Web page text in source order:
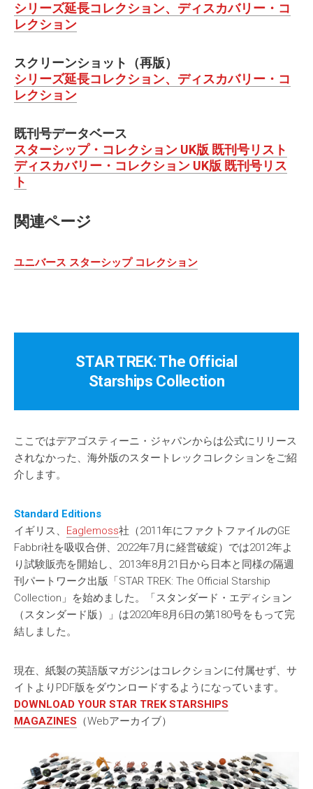
シリーズ延長コレクション、ディスカバリー・コ
レクション
スクリーンショット（再版）
シリーズ延長コレクション、ディスカバリー・コ
レクション
既刊号データベース
スターシップ・コレクション UK版 既刊号リスト
ディスカバリー・コレクション UK版 既刊号リス
ト
関連ページ
ユニバース スターシップ コレクション
STAR TREK: The Official
Starships Collection
ここではデアゴスティーニ・ジャパンからは公式にリリース
されなかった、海外版のスタートレックコレクションをご紹
介します。
Standard Editions
イギリス、 Eaglemoss社（2011年にファクトファイルのGE
Fabbri社を吸収合併、2022年7月に経営破綻）では2012年よ
り試験販売を開始し、2013年8月21日から日本と同様の隔週
刊パートワーク出版「STAR TREK: The Official Starship
Collection」を始めました。「スタンダード・エディション
（スタンダード版）」は2020年8月6日の第180号をもって完
結しました。
現在、紙製の英語版マガジンはコレクションに付属せず、サ
イトよりPDF版をダウンロードするようになっています。
DOWNLOAD YOUR STAR TREKSTARSHIPS
MAGAZINES （Webアーカイブ）